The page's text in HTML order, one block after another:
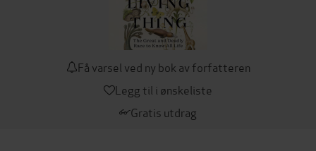
Få varsel ved ny bok av forfatteren
Legg til i ønskeliste
Gratis utdrag